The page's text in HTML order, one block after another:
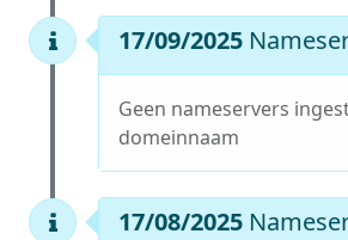
17/09/2025
Geen nameservers
domeinnaam
17/08/2025